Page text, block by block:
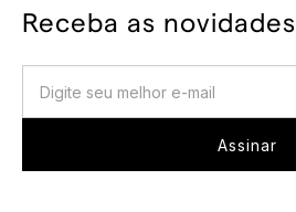
Receba as novidades